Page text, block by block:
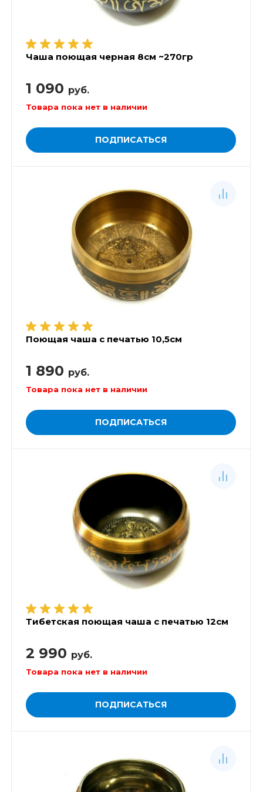
Чаша поющая черная 8см ~270гр
1 090 руб.
Товара пока нет в наличии
ПОДПИСАТЬСЯ
Поющая чаша с печатью 10,5см
1 890 руб.
Товара пока нет в наличии
ПОДПИСАТЬСЯ
Тибетская поющая чаша с печатью 12см
2 990 руб.
Товара пока нет в наличии
ПОДПИСАТЬСЯ